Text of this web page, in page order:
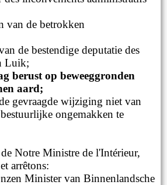
van de betrokken
de bestendige deputatie des
Luik;
berust op beweeggronden
aard;
gevraagde wijziging niet van
ongemakken te
Notre Ministre de l'Intérieur,
arrêtons:
Minister van Binnenlandsche